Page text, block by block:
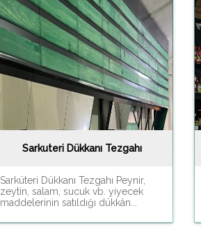
Sarkuteri Dükkanı Tezgahı
Sarküteri Dükkanı Tezgahı Peynir,
zeytin, salam, sucuk vb. yiyecek
maddelerinin satıldığı dükkân...